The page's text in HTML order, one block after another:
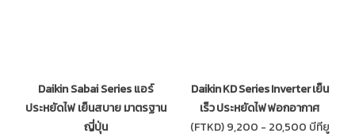
Daikin Sabai Series แอร์
ประหยัดไฟ เย็นสบาย มาตรฐาน
ญี่ปุ่น
Daikin KD Series Inverter เย็น
เร็ว ประหยัดไฟ ฟอกอากาศ
(FTKD) 9,200 - 20,500 บีทียู